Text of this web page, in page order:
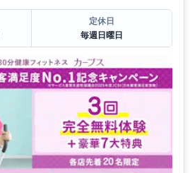
定休日
毎週日曜日